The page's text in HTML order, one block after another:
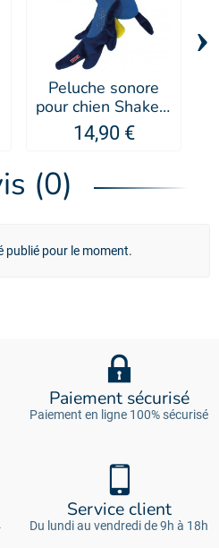
Peluche sonore
pour chien Shakers
Shimmy Seagull -
KONG®
14,90 €
›
(0)
publié pour le moment.
Paiement sécurisé
Paiement en ligne 100% sécurisé
Service client
Du lundi au vendredi de 9h à 18h